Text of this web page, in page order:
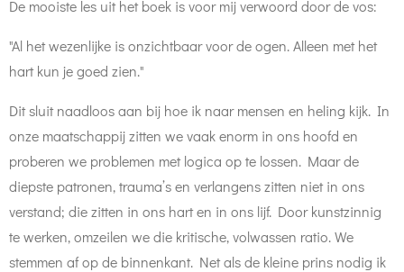
De mooiste les uit het boek is voor mij verwoord door de vos:
"Al het wezenlijke is onzichtbaar voor de ogen. Alleen met het
hart kun je goed zien."
Dit sluit naadloos aan bij hoe ik naar mensen en heling kijk. In
onze maatschappij zitten we vaak enorm in ons hoofd en
proberen we problemen met logica op te lossen. Maar de
diepste patronen, trauma’s en verlangens zitten niet in ons
verstand; die zitten in ons hart en in ons lijf. Door kunstzinnig
te werken, omzeilen we die kritische, volwassen ratio. We
stemmen af op de binnenkant. Net als de kleine prins nodig ik